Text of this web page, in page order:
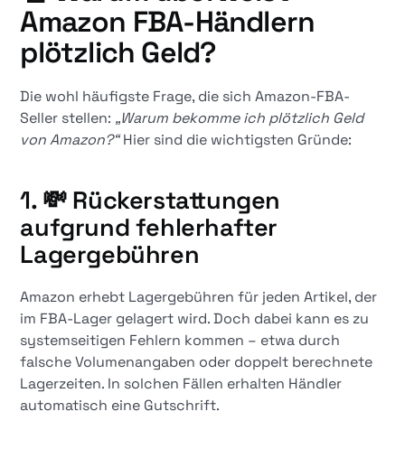
Amazon FBA-Händlern
plötzlich Geld?
Die wohl häufigste Frage, die sich Amazon-FBA-
Seller stellen: „Warum bekomme ich plötzlich Geld
von Amazon?“Hier sind die wichtigsten Gründe:
1. 💸 Rückerstattungen
aufgrund fehlerhafter
Lagergebühren
Amazon erhebt Lagergebühren für jeden Artikel, der
im FBA-Lager gelagert wird. Doch dabei kann es zu
systemseitigen Fehlern kommen – etwa durch
falsche Volumenangaben oder doppelt berechnete
Lagerzeiten. In solchen Fällen erhalten Händler
automatisch eine Gutschrift.